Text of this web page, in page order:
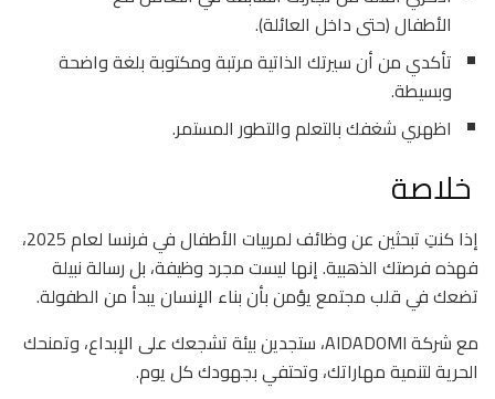
الأطفال (حتى داخل العائلة).
تأكدي من أن سيرتك الذاتية مرتبة ومكتوبة بلغة واضحة
وبسيطة.
اظهري شغفك بالتعلم والتطور المستمر.
خلاصة
إذا كنتِ تبحثين عن وظائف لمربيات الأطفال في فرنسا لعام 2025،
فهذه فرصتك الذهبية. إنها ليست مجرد وظيفة، بل رسالة نبيلة
تضعك في قلب مجتمع يؤمن بأن بناء الإنسان يبدأ من الطفولة.
مع شركة AIDADOMI، ستجدين بيئة تشجعك على الإبداع، وتمنحك
الحرية لتنمية مهاراتك، وتحتفي بجهودك كل يوم.